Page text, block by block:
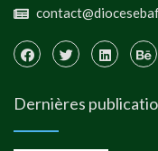
Dernières